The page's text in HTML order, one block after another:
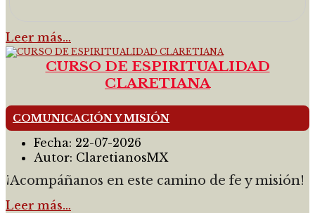
Leer más…
CURSO DE ESPIRITUALIDAD
CLARETIANA
COMUNICACIÓN Y MISIÓN
Fecha: 22-07-2026
Autor: ClaretianosMX
¡Acompáñanos en este camino de fe y misión!
Leer más…